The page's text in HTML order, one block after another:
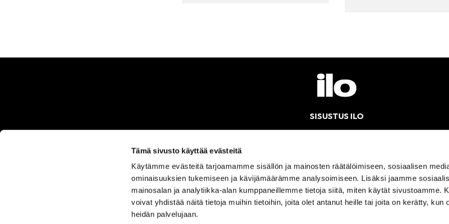
Tämä sivusto käyttää evästeitä
Käytämme evästeitä tarjoamamme sisällön ja mainosten räätälöimiseen, sosiaalisen
ominaisuuksien tukemiseen ja kävijämäärämme analysoimiseen. Lisäksi jaamme
mainosalan ja analytiikka-alan kumppaneillemme tietoja siitä, miten käytät sivustoamme.
voivat yhdistää näitä tietoja muihin tietoihin, joita olet antanut heille tai joita on kerätty, kun
heidän palvelujaan.
SISUSTUS ILO
ASIAKASPALVELU
050 555 0330
MYYMÄLÄMME AVOINNA
TI-PE 11-17
SÄHKÖPOSTI
sisustusilo@sisustusilo.fi